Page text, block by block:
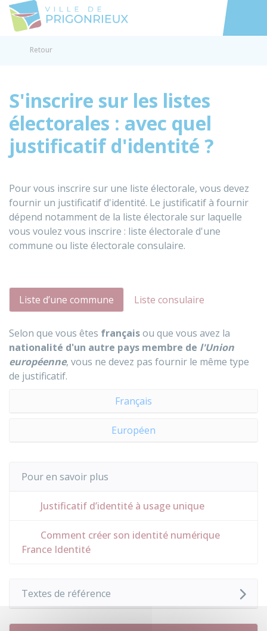
Accéder
Retour
S'inscrire sur les listes
électorales : avec quel
justificatif d'identité ?
Pour vous inscrire sur une liste électorale, vous devez
fournir un justificatif d'identité. Le justificatif à fournir
dépend notamment de la liste électorale sur laquelle
vous voulez vous inscrire : liste électorale d'une
commune ou liste électorale consulaire.
Liste d’une commune Liste consulaire
Selon que vous êtes françaisou que vous avez la
nationalité d'un autre pays membre de l'Union
européenne, vous ne devez pas fournir le même type
de justificatif.
Français
Européen
Pour en savoir plus
Justificatif d’identité à usage unique
Comment créer son identité numérique
France Identité
Textes de référence